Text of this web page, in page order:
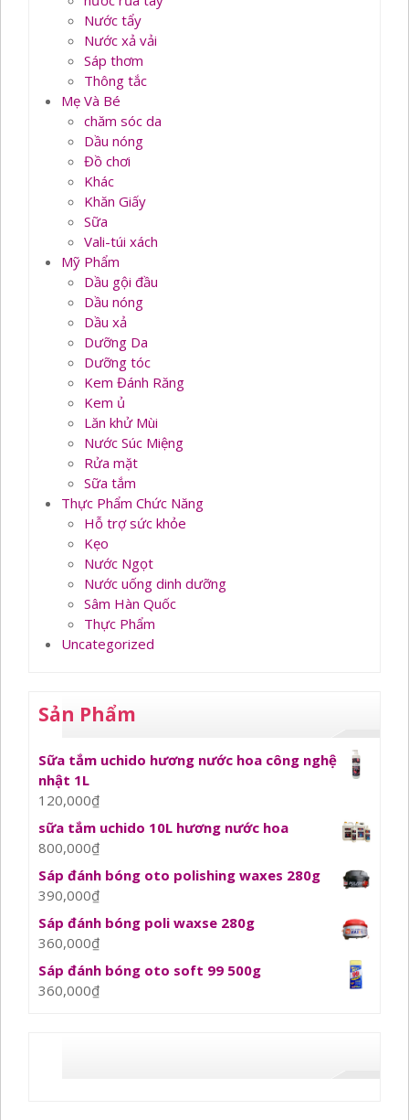
Nước tẩy
Nước xả vải
Sáp thơm
Thông tắc
Mẹ Và Bé
chăm sóc da
Dầu nóng
Đồ chơi
Khác
Khăn Giấy
Sữa
Vali-túi xách
Mỹ Phẩm
Dầu gội đầu
Dầu nóng
Dầu xả
Dưỡng Da
Dưỡng tóc
Kem Đánh Răng
Kem ủ
Lăn khử Mùi
Nước Súc Miệng
Rửa mặt
Sữa tắm
Thực Phẩm Chức Năng
Hỗ trợ sức khỏe
Kẹo
Nước Ngọt
Nước uống dinh dưỡng
Sâm Hàn Quốc
Thực Phẩm
Uncategorized
Sản Phẩm
Sữa tắm uchido hương nước hoa công nghệ
nhật 1L
120,000₫
sữa tắm uchido 10L hương nước hoa
800,000₫
Sáp đánh bóng oto polishing waxes 280g
390,000₫
Sáp đánh bóng poli waxse 280g
360,000₫
Sáp đánh bóng oto soft 99 500g
360,000₫